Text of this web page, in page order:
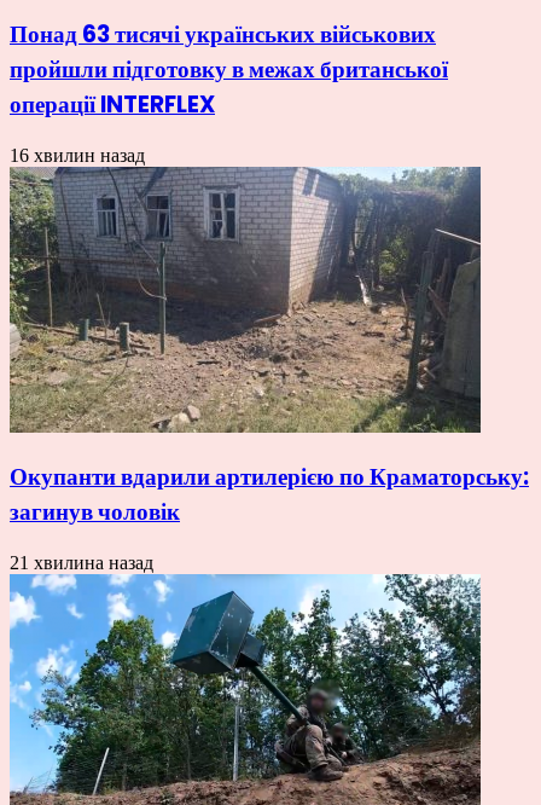
Понад 63 тисячі українських військових
пройшли підготовку в межах британської
операції INTERFLEX
16 хвилин назад
Окупанти вдарили артилерією по Краматорську:
загинув чоловік
21 хвилина назад